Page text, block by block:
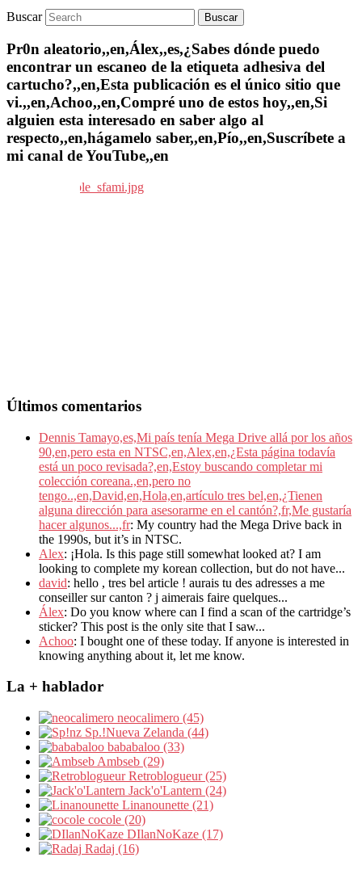
Buscar
Pr0n aleatorio,,en,Álex,,es,¿Sabes dónde puedo
encontrar un escaneo de la etiqueta adhesiva del
cartucho?,,en,Esta publicación es el único sitio que
vi.,,en,Achoo,,en,Compré uno de estos hoy,,en,Si
alguien esta interesado en saber algo al
respecto,,en,hágamelo saber,,en,Pío,,en,Suscríbete a
mi canal de YouTube,,en
Últimos comentarios
Dennis Tamayo,es,Mi país tenía Mega Drive allá por los años
90,en,pero esta en NTSC,en,Alex,en,¿Esta página todavía
está un poco revisada?,en,Estoy buscando completar mi
colección coreana.,en,pero no
tengo..,en,David,en,Hola,en,artículo tres bel,en,¿Tienen
alguna dirección para asesorarme en el cantón?,fr,Me gustaría
hacer algunos...,fr: My country had the Mega Drive back in
the 1990s, but it’s in NTSC.
Alex: ¡Hola. Is this page still somewhat looked at? I am
looking to complete my korean collection, but do not have...
david: hello , tres bel article ! aurais tu des adresses a me
conseiller sur canton ? j aimerais faire quelques...
Álex: Do you know where can I find a scan of the cartridge’s
sticker? This post is the only site that I saw...
Achoo: I bought one of these today. If anyone is interested in
knowing anything about it, let me know.
La + hablador
neocalimero (45)
Sp.!Nueva Zelanda (44)
bababaloo (33)
Ambseb (29)
Retroblogueur (25)
Jack'o'Lantern (24)
Linanounette (21)
cocole (20)
DIlanNoKaze (17)
Radaj (16)